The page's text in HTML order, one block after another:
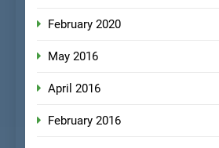
February 2020
May 2016
April 2016
February 2016